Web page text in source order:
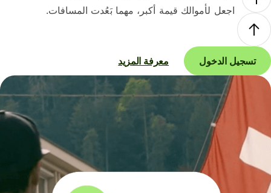
اجعل لأموالك قيمة أكبر، مهما بَعُدت المسافات.
تسجيل الدخول معرفة المزيد